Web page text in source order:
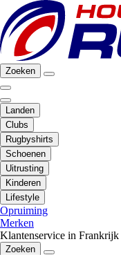
Zoeken
Landen
Clubs
Rugbyshirts
Schoenen
Uitrusting
Kinderen
Lifestyle
Opruiming
Merken
Klantenservice in Frankrijk
Zoeken